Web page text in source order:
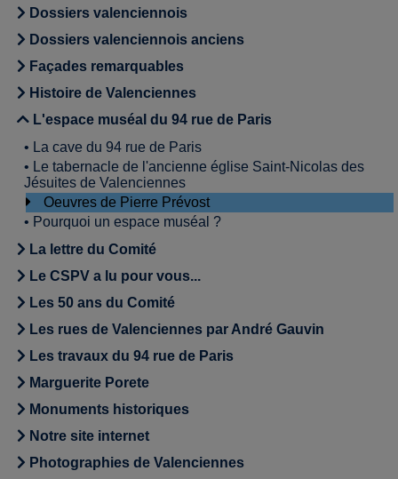
Dossiers valenciennois
Dossiers valenciennois anciens
Façades remarquables
Histoire de Valenciennes
L'espace muséal du 94 rue de Paris
• La cave du 94 rue de Paris
• Le tabernacle de l'ancienne église Saint-Nicolas des
Jésuites de Valenciennes
Oeuvres de Pierre Prévost
• Pourquoi un espace muséal ?
La lettre du Comité
Le CSPV a lu pour vous...
Les 50 ans du Comité
Les rues de Valenciennes par André Gauvin
Les travaux du 94 rue de Paris
Marguerite Porete
Monuments historiques
Notre site internet
Photographies de Valenciennes